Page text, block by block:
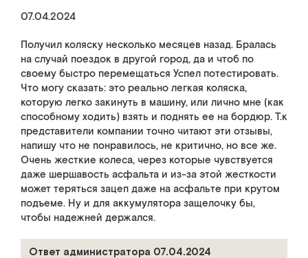
07.04.2024
Получил коляску несколько месяцев назад. Бралась
на случай поездок в другой город, да и чтоб по
своему быстро перемещаться Успел потестировать.
Что могу сказать: это реально легкая коляска,
которую легко закинуть в машину, или лично мне (как
способному ходить) взять и поднять ее на бордюр. Т.к
представители компании точно читают эти отзывы,
напишу что не понравилось, не критично, но все же.
Очень жесткие колеса, через которые чувствуется
даже шершавость асфальта и из-за этой жесткости
может теряться зацеп даже на асфальте при крутом
подъеме. Ну и для аккумулятора защелочку бы,
чтобы надежней держался.
Ответ администратора 07.04.2024